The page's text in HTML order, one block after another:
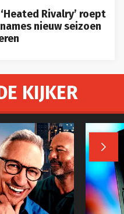
Rivalry’ roept
nieuw seizoen
KIJKER
